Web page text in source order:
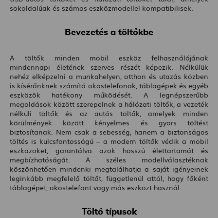
sokoldalúak és számos eszközmodellel kompatibilisek.
Bevezetés a töltőkbe
A töltők minden mobil eszköz felhasználójának
mindennapi életének szerves részét képezik. Nélkülük
nehéz elképzelni a munkahelyen, otthon és utazás közben
is kísérőnknek számító okostelefonok, táblagépek és egyéb
eszközök hatékony működését. A legnépszerűbb
megoldások között szerepelnek a hálózati töltők, a vezeték
nélküli töltők és az autós töltők, amelyek minden
körülmények között kényelmes és gyors töltést
biztosítanak. Nem csak a sebesség, hanem a biztonságos
töltés is kulcsfontosságú – a modern töltők védik a mobil
eszközöket, garantálva azok hosszú élettartamát és
megbízhatóságát. A széles modellválasztéknak
köszönhetően mindenki megtalálhatja a saját igényeinek
leginkább megfelelő töltőt, függetlenül attól, hogy főként
táblagépet, okostelefont vagy más eszközt használ.
Töltő típusok